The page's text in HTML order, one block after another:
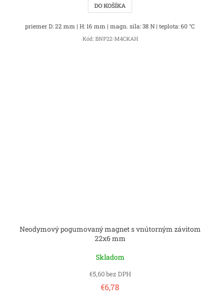
DO KOŠÍKA
priemer D: 22 mm | H: 16 mm | magn. sila: 38 N | teplota: 60 °C
Kód: BNP22-M4CKAH
Neodymový pogumovaný magnet s vnútorným závitom
22x6 mm
Skladom
€5,60 bez DPH
€6,78